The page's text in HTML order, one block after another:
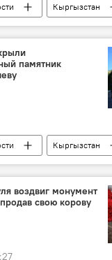
Кыргызстан
Иссык-Кульская область
ветеран
Великой Отечественной
памятник
Кыргызстан
митинг
обряд
Отечественной
воздвиг монумент
свою корову